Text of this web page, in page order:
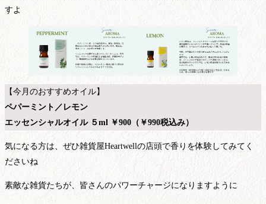
すよ
【今月のおすすめオイル】
ペパーミント／レモン
エッセンシャルオイル ５ml ￥900（￥990税込み）
気になる方は、ぜひ雑貨屋Heartwellの店頭で香りを体験してみてく
ださいね
素敵な雑貨たちが、皆さんのパワーチャージになりますように